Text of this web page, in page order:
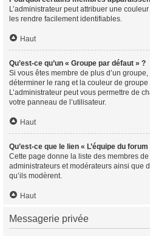
L’administrateur peut attribuer une
les rendre facilement identifiables.
Haut
Qu’est-ce qu’un « Groupe par défaut » ?
Si vous êtes membre de plus d’un
déterminer le rang et la couleur de
L’administrateur peut vous permettre de
votre panneau de l’utilisateur.
Haut
Qu’est-ce que le lien « L’équipe du forum
Cette page donne la liste des membres
administrateurs et modérateurs ainsi que
qu’ils modèrent.
Haut
Messagerie privée